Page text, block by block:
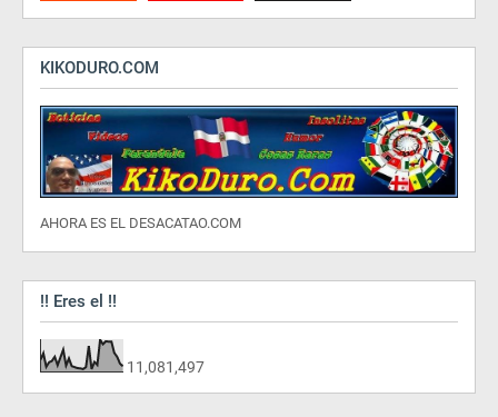
KIKODURO.COM
AHORA ES EL DESACATAO.COM
!! Eres el !!
11,081,497